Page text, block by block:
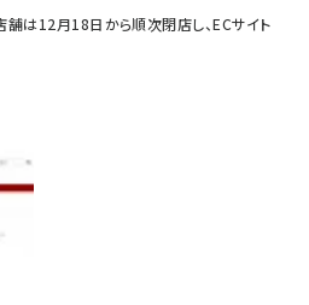
は12月18日から順次閉店し、ECサイト